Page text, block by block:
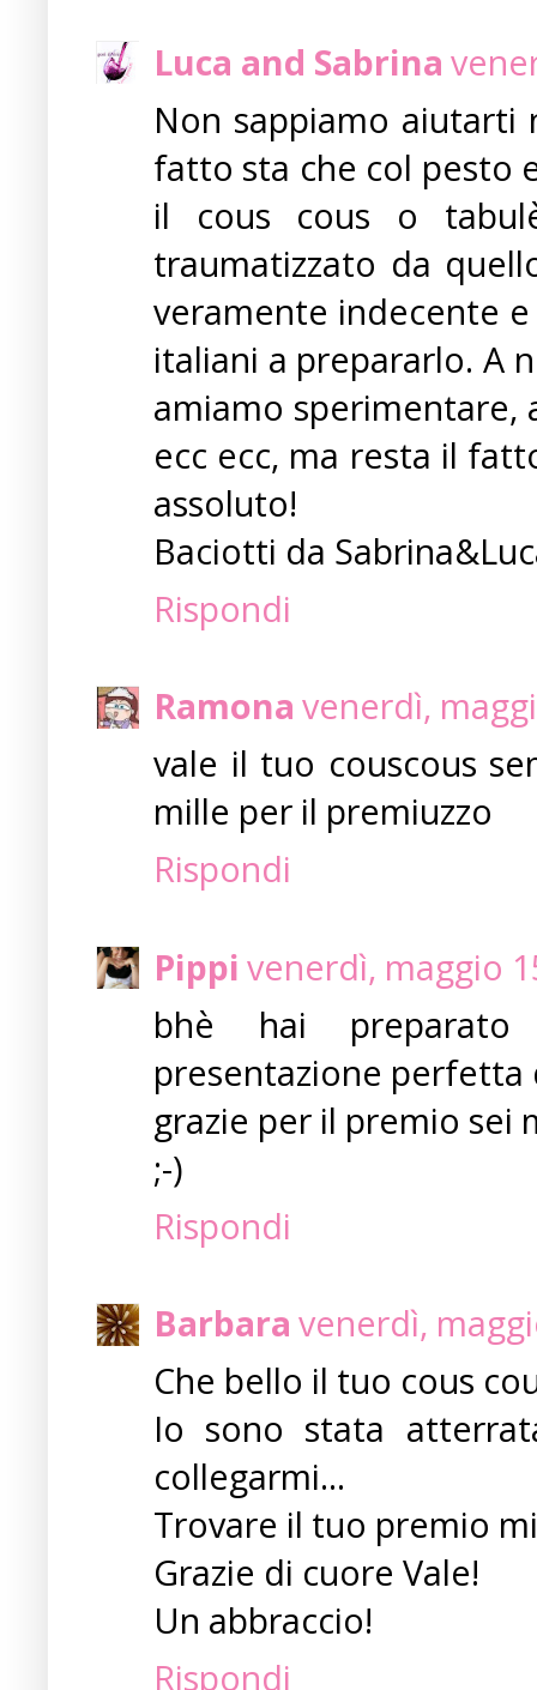
Luca and Sabrina
Non sappiamo aiutarti
fatto sta che col pesto
il cous cous o
traumatizzato da
veramente indecente
italiani a prepararlo. A
amiamo sperimentare,
ecc ecc, ma resta il
assoluto!
Baciotti da
Rispondi
Ramona venerdì,
vale il tuo couscous
mille per il premiuzzo
Rispondi
Pippi venerdì, maggio
bhè hai preparato
presentazione perfetta
grazie per il premio sei
;-)
Rispondi
Barbara venerdì,
Che bello il tuo cous
Io sono stata
collegarmi...
Trovare il tuo premio
Grazie di cuore Vale!
Un abbraccio!
Rispondi